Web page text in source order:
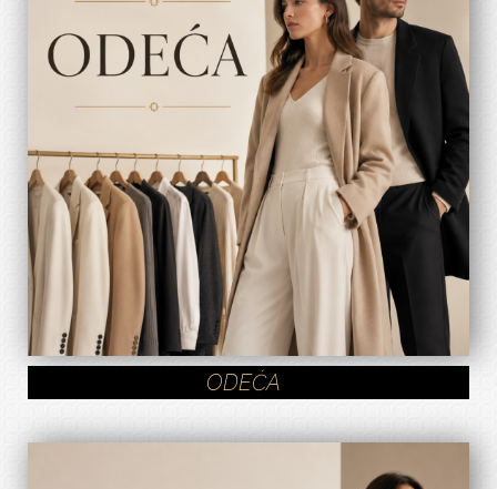
ODEĆA